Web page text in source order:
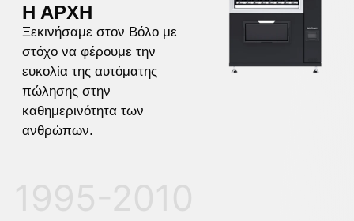
Η ΑΡΧΗ
Ξεκινήσαμε στον Βόλο με
στόχο να φέρουμε την
ευκολία της αυτόματης
πώλησης στην
καθημερινότητα των
ανθρώπων.